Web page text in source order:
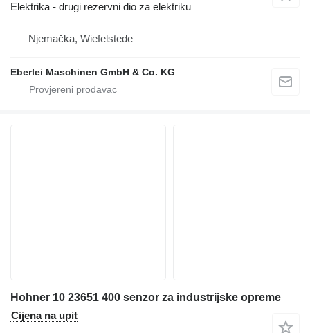
Elektrika - drugi rezervni dio za elektriku
Njemačka, Wiefelstede
Eberlei Maschinen GmbH & Co. KG
Hohner 10 23651 400 senzor za industrijske opreme
Cijena na upit